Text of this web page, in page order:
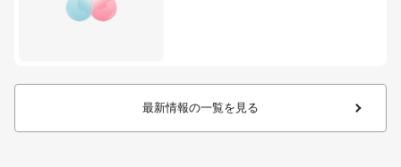
最新情報の一覧を見る